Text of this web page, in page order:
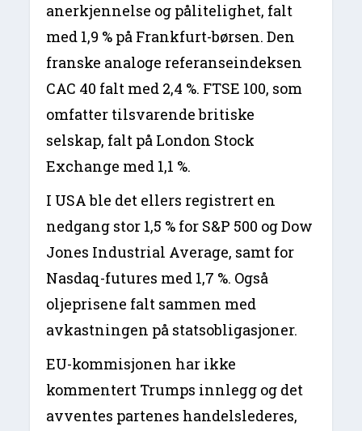
anerkjennelse og pålitelighet, falt
med 1,9 % på Frankfurt-børsen. Den
franske analoge referanseindeksen
CAC 40 falt med 2,4 %. FTSE 100, som
omfatter tilsvarende britiske
selskap, falt på London Stock
Exchange med 1,1 %.
I USA ble det ellers registrert en
nedgang stor 1,5 % for S&P 500 og Dow
Jones Industrial Average, samt for
Nasdaq-futures med 1,7 %. Også
oljeprisene falt sammen med
avkastningen på statsobligasjoner.
EU-kommisjonen har ikke
kommentert Trumps innlegg og det
avventes partenes handelslederes,